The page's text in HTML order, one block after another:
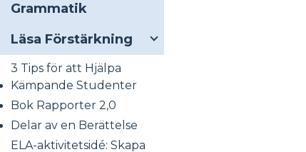
Grammatik
Läsa Förstärkning
3 Tips för att Hjälpa
Kämpande Studenter
Bok Rapporter 2,0
Delar av en Berättelse
ELA-aktivitetsidé: Skapa